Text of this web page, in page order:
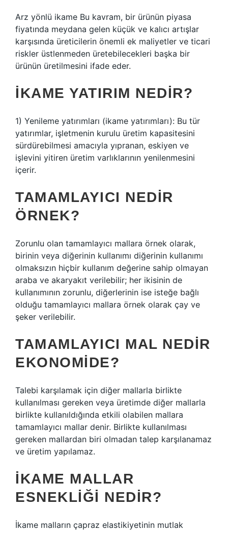
Arz yönlü ikame Bu kavram, bir ürünün piyasa
fiyatında meydana gelen küçük ve kalıcı artışlar
karşısında üreticilerin önemli ek maliyetler ve ticari
riskler üstlenmeden üretebilecekleri başka bir
ürünün üretilmesini ifade eder.
İKAME YATIRIM NEDIR?
1) Yenileme yatırımları (ikame yatırımları): Bu tür
yatırımlar, işletmenin kurulu üretim kapasitesini
sürdürebilmesi amacıyla yıpranan, eskiyen ve
işlevini yitiren üretim varlıklarının yenilenmesini
içerir.
TAMAMLAYICI NEDIR
ÖRNEK?
Zorunlu olan tamamlayıcı mallara örnek olarak,
birinin veya diğerinin kullanımı diğerinin kullanımı
olmaksızın hiçbir kullanım değerine sahip olmayan
araba ve akaryakıt verilebilir; her ikisinin de
kullanımının zorunlu, diğerlerinin ise isteğe bağlı
olduğu tamamlayıcı mallara örnek olarak çay ve
şeker verilebilir.
TAMAMLAYICI MAL NEDIR
EKONOMIDE?
Talebi karşılamak için diğer mallarla birlikte
kullanılması gereken veya üretimde diğer mallarla
birlikte kullanıldığında etkili olabilen mallara
tamamlayıcı mallar denir. Birlikte kullanılması
gereken mallardan biri olmadan talep karşılanamaz
ve üretim yapılamaz.
İKAME MALLAR
ESNEKLIĞI NEDIR?
İkame malların çapraz elastikiyetinin mutlak